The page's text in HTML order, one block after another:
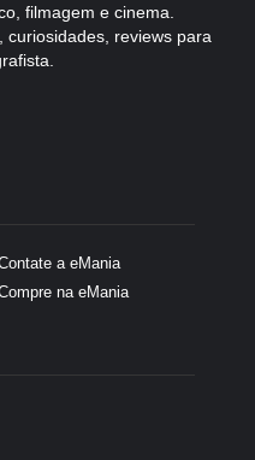
filmagem e cinema.
reviews para
a eMania
na eMania